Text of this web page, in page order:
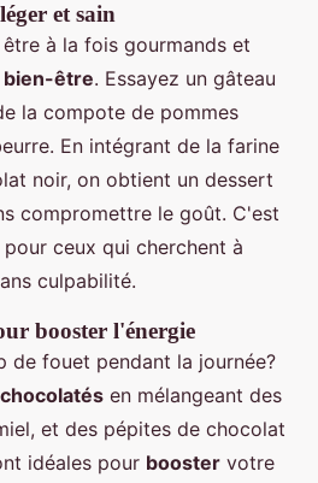
et sain
à la fois gourmands et
bien-être. Essayez un gâteau
la compote de pommes
En intégrant de la farine
noir, on obtient un dessert
compromettre le goût. C'est
ceux qui cherchent à
culpabilité.
booster l'énergie
de fouet pendant la journée?
en mélangeant des
et des pépites de chocolat
idéales pour booster votre